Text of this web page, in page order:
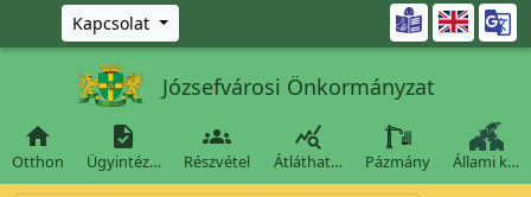
Ugrás a fő tartalomra
Kapcsolat 
Józsefvárosi Önkormányzat

Otthon

Ügyintéz…

Részvétel

Átláthat… Pázmány Állami k…